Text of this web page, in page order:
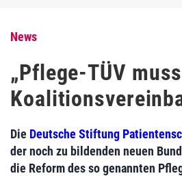
News
„Pflege-TÜV
Die Deutsche Stiftung
der noch zu bildenden neuen
die Reform des so genannten